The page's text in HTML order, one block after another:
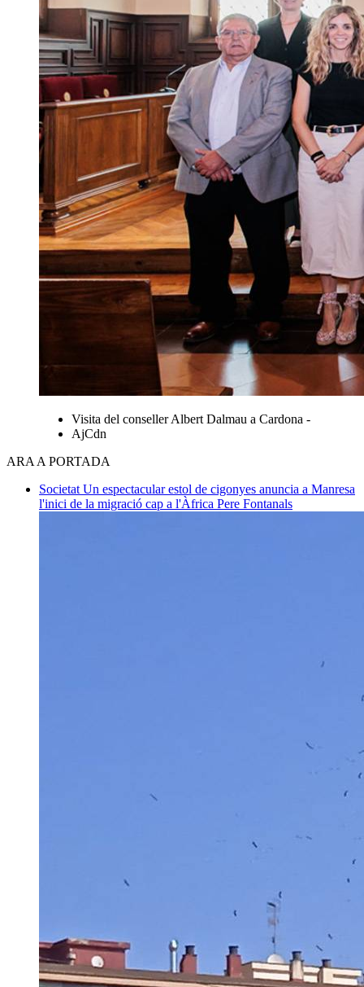
Visita del conseller Albert Dalmau a Cardona -
AjCdn
ARA A PORTADA
Societat Un espectacular estol de cigonyes anuncia a Manresa
l'inici de la migració cap a l'Àfrica Pere Fontanals